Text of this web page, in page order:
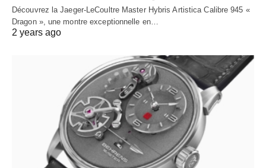
Découvrez la Jaeger-LeCoultre Master Hybris Artistica Calibre 945 «
Dragon », une montre exceptionnelle en…
2 years ago